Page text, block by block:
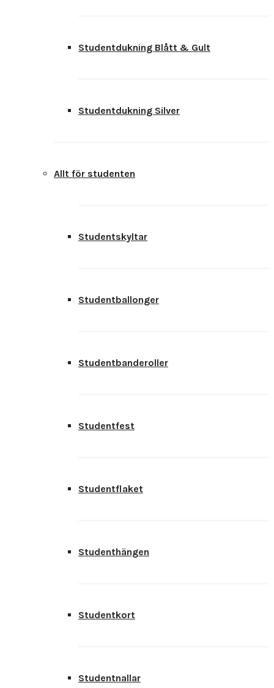
Studentdukning Blått & Gult
Studentdukning Silver
Allt för studenten
Studentskyltar
Studentballonger
Studentbanderoller
Studentfest
Studentflaket
Studenthängen
Studentkort
Studentnallar